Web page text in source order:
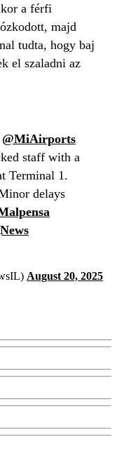
a férfi
majd
tudta, hogy baj
el szaladni az
@MiAirports
staff with a
Terminal 1.
delays
August 20, 2025